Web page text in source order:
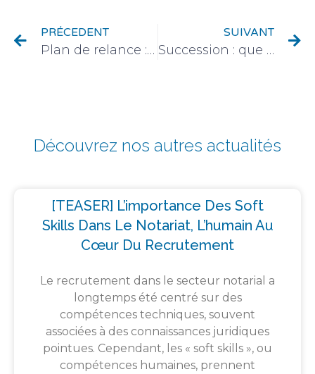
PRÉCEDENT
Plan de relance : environnement, compétitivité des entreprises, emploi… les mesures phare
SUIVANT
Succession : que fait le notaire après un décès ?
Découvrez nos autres actualités
[TEASER] L’importance Des Soft
Skills Dans Le Notariat, L’humain Au
Cœur Du Recrutement
Le recrutement dans le secteur notarial a
longtemps été centré sur des
compétences techniques, souvent
associées à des connaissances juridiques
pointues. Cependant, les « soft skills », ou
compétences humaines, prennent